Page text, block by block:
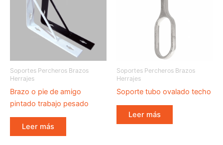
Soportes Percheros Brazos
Herrajes
Brazo o pie de amigo
pintado trabajo pesado
Leer más
Soportes Percheros Brazos
Herrajes
Soporte tubo ovalado techo
Leer más